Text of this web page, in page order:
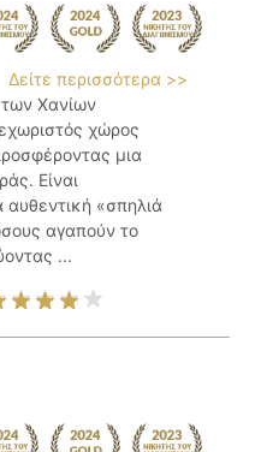
Δείτε περισσότερα >>
Χανίων
χώρος
μια
Είναι
«σπηλιά
αγαπούν το
...